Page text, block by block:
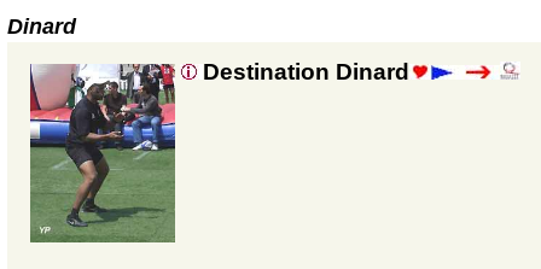
Dinard
Destination Dinard